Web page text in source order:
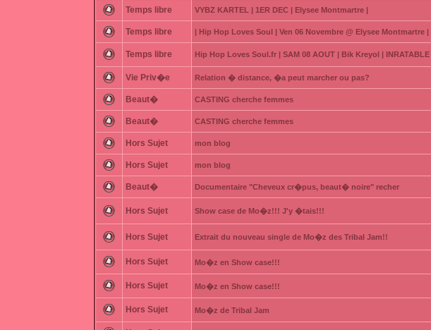
Temps libre VYBZ KARTEL | 1ER DEC | Elysee Montmartre |
Temps libre | Hip Hop Loves Soul | Ven 06 Novembre @ Elysee Montmartre |
Temps libre Hip Hop Loves Soul.fr | SAM 08 AOUT | Bik Kreyol | INRATABLE
Vie Priv�e Relation � distance, �a peut marcher ou pas?
Beaut� CASTING cherche femmes
Beaut� CASTING cherche femmes
Hors Sujet mon blog
Hors Sujet mon blog
Beaut� Documentaire "Cheveux cr�pus, beaut� noire" recher
Hors Sujet Show case de Mo�z!!! J'y �tais!!!
Hors Sujet Extrait du nouveau single de Mo�z des Tribal Jam!!
Hors Sujet Mo�z en Show case!!!
Hors Sujet Mo�z en Show case!!!
Hors Sujet Mo�z de Tribal Jam